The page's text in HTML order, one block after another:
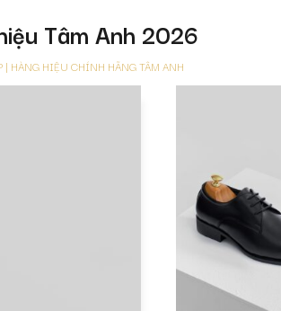
Tâm Anh 2026
| HÀNG HIỆU CHÍNH HÃNG TÂM ANH